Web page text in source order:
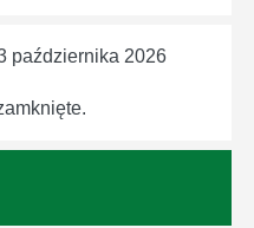
października 2026